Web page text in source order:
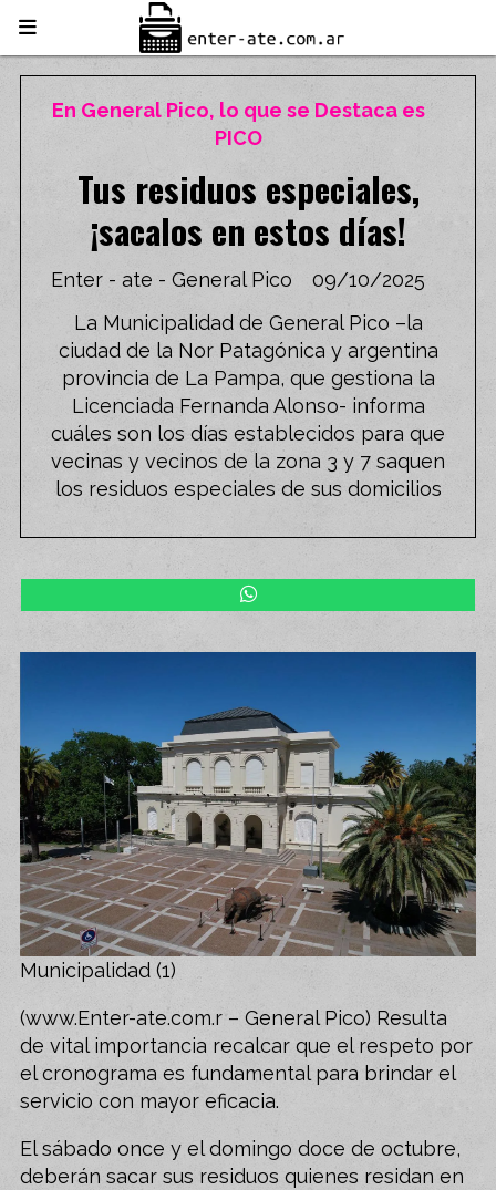
Tus residuos especiales,
¡sacalos en estos días!
La Municipalidad de General Pico –la
ciudad de la Nor Patagónica y argentina
provincia de La Pampa, que gestiona la
Licenciada Fernanda Alonso- informa
cuáles son los días establecidos para que
vecinas y vecinos de la zona 3 y 7 saquen
los residuos especiales de sus domicilios
En General Pico, lo que se Destaca es
PICO
09/10/2025
Enter - ate - General Pico
Municipalidad (1)
(www.Enter-ate.com.r – General Pico) Resulta
de vital importancia recalcar que el respeto por
el cronograma es fundamental para brindar el
servicio con mayor eficacia.
El sábado once y el domingo doce de octubre,
deberán sacar sus residuos quienes residan en